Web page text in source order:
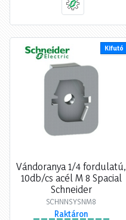
Kifutó
Vándoranya 1/4 fordulatú,
10db/cs acél M 8 Spacial
Schneider
SCHNNSYSNM8
Raktáron